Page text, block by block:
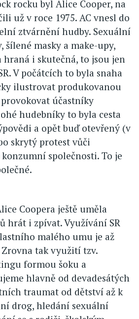
rocku byl Alice Cooper, na
už v roce 1975. AC vnesl do
ztvárnění hudby. Sexuální
šílené masky a make-upy,
i skutečná, to jsou jen
V počátcích to byla snaha
ilustrovat produkovanou
účastníky
hudebníky to byla cesta
a opět buď otevřený (v
skrytý protest vůči
společnosti. To je
Coopera ještě uměla
hrát i zpívat. Využívání SR
malého umu je až
Zrovna tak využití tzv.
formou šoku a
hlavně od devadesátých
traumat od dětství až k
drog, hledání sexuální